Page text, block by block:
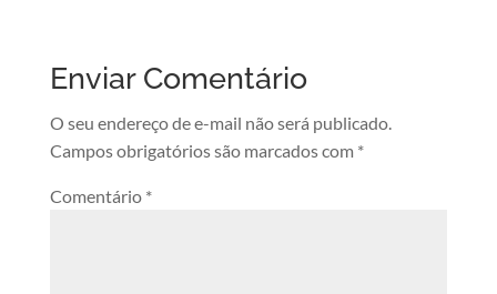
Enviar Comentário
O seu endereço de e-mail não será publicado.
Campos obrigatórios são marcados com *
Comentário *